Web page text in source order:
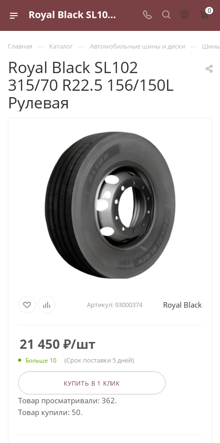
Royal Black SL102 315/70 R22.5 156/150L Рулевая - купить в Санкт-Петербурге по выгодной цене 0
Главная — Каталог — Автомобильные шины и диски — Шины
Royal Black SL102
315/70 R22.5 156/150L
Рулевая
Артикул:93000374 Royal Black
21 450 ₽/шт
Больше 10 (Срок поставки 5 дней)
КУПИТЬ В 1 КЛИК
Товар просматривали: 362.
Товар купили: 50.